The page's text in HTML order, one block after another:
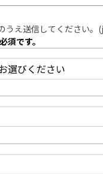
うえ送信してください
須です。